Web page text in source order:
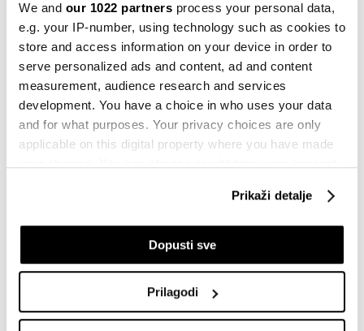
We and our 1022 partners process your personal data,
e.g. your IP-number, using technology such as cookies to
store and access information on your device in order to
serve personalized ads and content, ad and content
measurement, audience research and services
development. You have a choice in who uses your data
and for what purposes. Your privacy choices are only
applicable on this digital property where you have made
If you allow, we would also like to:
Collect information about your geographical
Identify your device by actively scanning it for
Prikaži detalje
Dopusti sve
Prilagodi
Novi početak za BMW: Iz Minhena stiže
ključni električni model
20.03.2026
Test Cupra Tavascan: Električni
crossover između Španije i Kine, uz
blagonaklon stav Brisela
Mercedes predstavio električni kombi
14.03.2026
Tehnološke dionice ponovo rastu
zahvaljujući AI euforiji